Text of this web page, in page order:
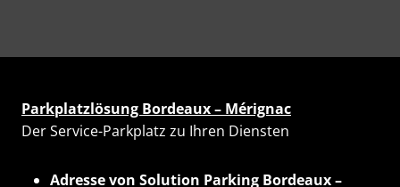
Parkplatzlösung Bordeaux – Mérignac
Der Service-Parkplatz zu Ihren Diensten
Adresse von Solution Parking Bordeaux –